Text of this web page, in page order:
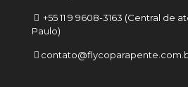
+55 11 9 9608-3163 (Central de
Paulo)